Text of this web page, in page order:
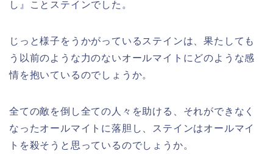
し』ことステインでした。
じっと様子をうかがっているステインは、果たしても
う以前のような力のないオールマイトにどのような感
情を抱いているのでしょうか。
全ての敵を倒し全ての人々を助ける、それができなく
なったオールマイトに落胆し、ステインはオールマイ
トを殺そうと思っているのでしょうか。